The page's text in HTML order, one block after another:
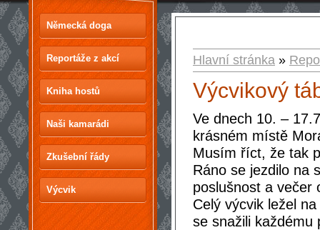
Německá doga
Reportáže z akcí
Kniha hostů
Naši kamarádi
Zkušební řády
Výcvik
Hlavní stránka »
Výcvikový
Ve dnech 10. –
krásném místě
Musím říct, že tak
Ráno se jezdilo na
poslušnost a večer
Celý výcvik ležel
se snažili každému